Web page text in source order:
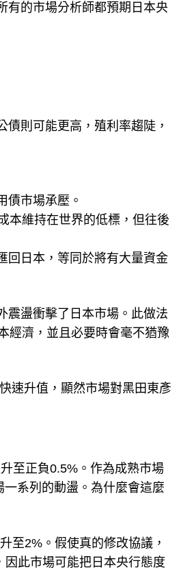
的市場分析師都預期日本央
則可能更高，殖利率趨陡，
市場承壓。
本維持在世界的低標，但往後
回日本，等同於將有大量資金
震盪衝擊了日本市場。此做法
經濟，並且必要時會毫不猶豫
速升值，顯然市場對黑田東彥
至正負0.5%。作為成熟市場
系列的動盪。為什麼會這麼
至2%。假使真的修改協議，
此市場可能把日本央行態度